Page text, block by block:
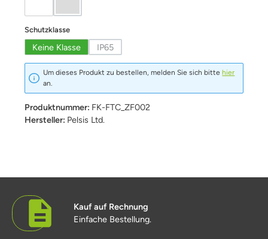
Schutzklasseauswählen
Keine Klasse IP65(Diese Option ist zurzeit nicht verfügbar.)
Um dieses Produkt zu bestellen, melden Sie sich bitte hier
an.
Produktnummer: FK-FTC_ZF002
Hersteller: Pelsis Ltd.
Kauf auf Rechnung
Einfache Bestellung.